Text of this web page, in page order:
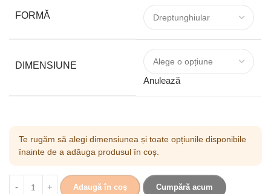
FORMĂ
DIMENSIUNE
Anulează
Te rugăm să alegi dimensiunea și toate opțiunile disponibile
înainte de a adăuga produsul în coș.
Adaugă în coș Cumpără acum